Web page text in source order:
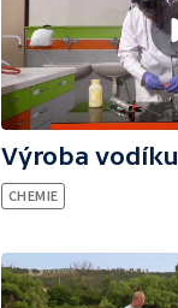
Výroba vodíku
CHEMIE